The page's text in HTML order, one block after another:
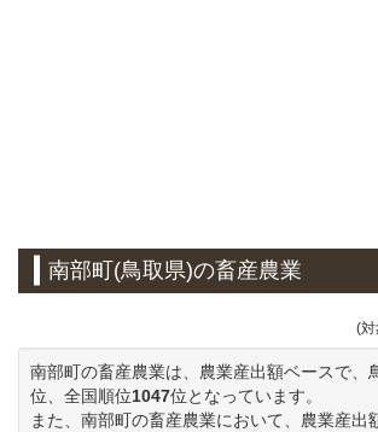
南部町(鳥取県)の畜産農業
(
南部町の畜産農業は、農業産出額ベースで、
位、全国順位1047位となっています。
また、南部町の畜産農業において、農業産出